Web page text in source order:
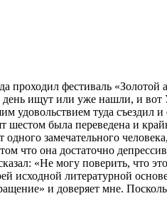
фестиваль «Золотой
ищут или уже нашли, и
туда съездил
шестом была переведена и
замечательного
она достаточно
«Не могу поверить, что
исходной литературной
и доверяет мне.